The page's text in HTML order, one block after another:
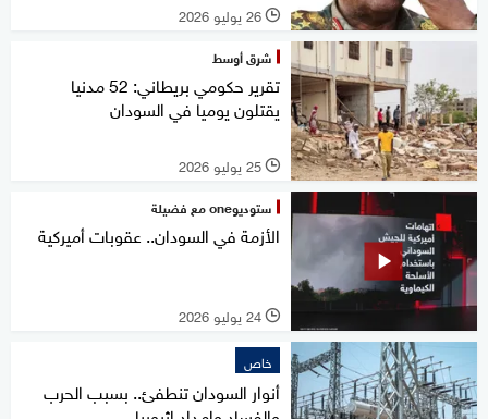
l 26 يوليو 2026
شرق أوسط
تقرير حكومي بريطاني: 52 مدنيا
يقتلون يوميا في السودان
l 25 يوليو 2026
ستوديوone مع فضيلة
الأزمة في السودان.. عقوبات أميركية
l 24 يوليو 2026
خاص
أنوار السودان تنطفئ.. بسبب الحرب